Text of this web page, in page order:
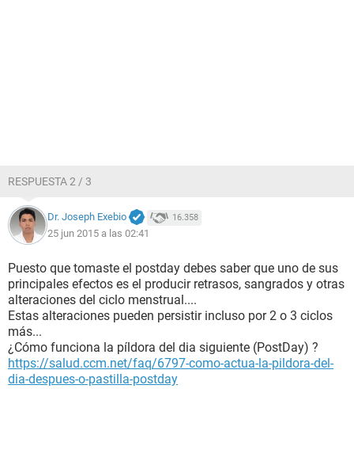
RESPUESTA 2 / 3
Dr. Joseph Exebio 16.358
25 jun 2015 a las 02:41
Puesto que tomaste el postday debes saber que uno de sus
principales efectos es el producir retrasos, sangrados y otras
alteraciones del ciclo menstrual....
Estas alteraciones pueden persistir incluso por 2 o 3 ciclos
más...
¿Cómo funciona la píldora del dia siguiente (PostDay) ?
https://salud.ccm.net/faq/6797-como-actua-la-pildora-del-
dia-despues-o-pastilla-postday